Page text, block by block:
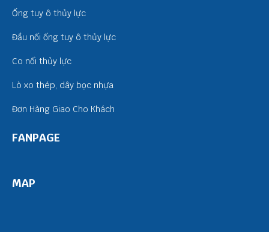
Ống tuy ô thủy lực
Đầu nối ống tuy ô thủy lực
Co nối thủy lực
Lò xo thép, dây bọc nhựa
Đơn Hàng Giao Cho Khách
FANPAGE
MAP